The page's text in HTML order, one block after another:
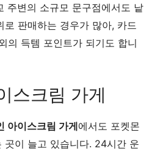
주변의 소규모 문구점에서도 낱
판매하는 경우가 많아, 카드
의 득템 포인트가 되기도 합니
크림 가게
아이스크림 가게에서도 포켓몬
곳이 늘고 있습니다. 24시간 운